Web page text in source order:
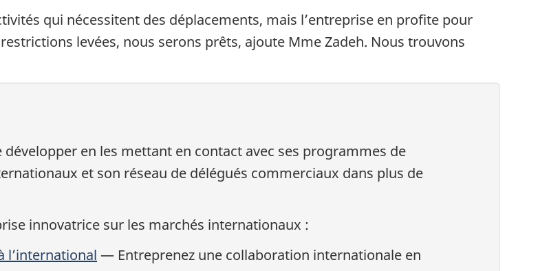
qui nécessitent des déplacements, mais l’entreprise en profite pour
levées, nous serons prêts, ajoute Mme Zadeh. Nous trouvons
en les mettant en contact avec ses programmes de
et son réseau de délégués commerciaux dans plus de
innovatrice sur les marchés internationaux :
l’international — Entreprenez une collaboration internationale en